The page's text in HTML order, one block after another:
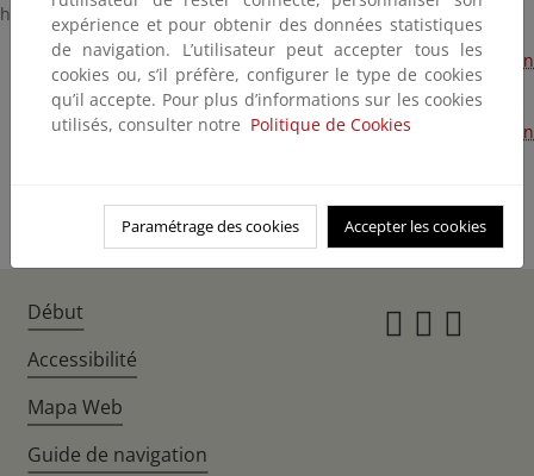
haber contribuido mucho menos a la aparición del problema.
Los compromisos internacionales en materia de integración
del cambio climático en las políticas de desarrollo
La Integración del Cambio Climático en la Cooperación
expérience et pour obtenir des données statistiques
de navigation. L’utilisateur peut accepter tous les
cookies ou, s’il préfère, configurer le type de cookies
qu’il accepte. Pour plus d’informations sur les cookies
utilisés, consulter notre Politique de Cookies
Paramétrage des cookies Accepter les cookies
Début
Accessibilité
Mapa Web
Guide de navigation